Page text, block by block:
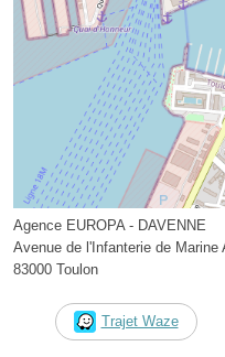
Agence EUROPA - DAVENNE
Avenue de l'Infanterie de
83000 Toulon
Trajet Waze